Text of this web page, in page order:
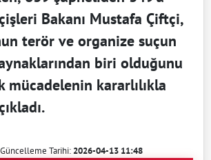
Bakanı Mustafa Çiftçi,
terör ve organize suçun
biri olduğunu
mücadelenin kararlılıkla
Güncelleme Tarihi:2026-04-13 11:48